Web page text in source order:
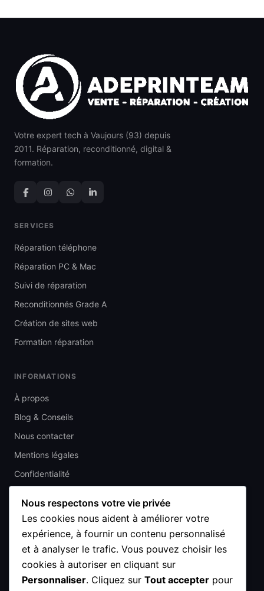
Votre expert tech à Vaujours (93) depuis
2011. Réparation, reconditionné, digital &
formation.
SERVICES
Réparation téléphone
Réparation PC & Mac
Suivi de réparation
Reconditionnés Grade A
Création de sites web
Formation réparation
INFORMATIONS
À propos
Blog & Conseils
Nous contacter
Mentions légales
Confidentialité
4 Av. du Général de Gaulle, 93410 Vaujours
01 48 67 47 63
Nous respectons votre vie privée
Les cookies nous aident à améliorer votre
expérience, à fournir un contenu personnalisé
et à analyser le trafic. Vous pouvez choisir les
cookies à autoriser en cliquant sur
Personnaliser. Cliquez sur Tout accepter pour